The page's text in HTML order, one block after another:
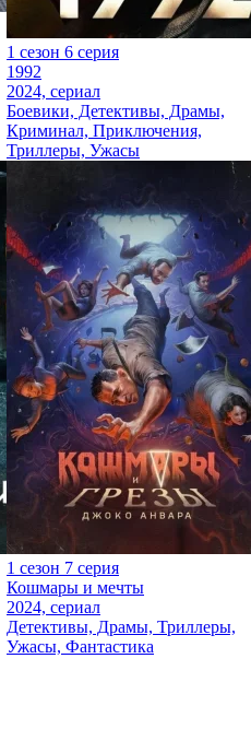
1 сезон 6 серия
1992
2024, сериал
Боевики, Детективы, Драмы,
Криминал, Приключения,
Триллеры, Ужасы
1 сезон 7 серия
Кошмары и мечты
2024, сериал
Детективы, Драмы, Триллеры,
Ужасы, Фантастика